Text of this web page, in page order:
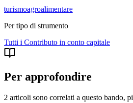
turismoagroalimentare
Per tipo di strumento
Tutti i Contributo in conto capitale
Per approfondire
2 articoli sono correlati a questo bando,